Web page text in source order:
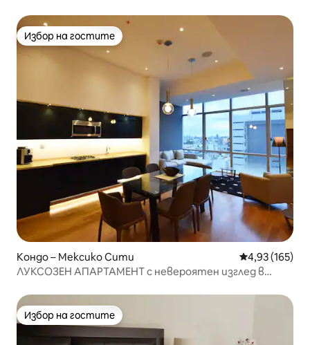
Избор на гостите
Избор на гостите
Кондо – Мексико Сити Средна
4,93 (165)
ЛУКСОЗЕН АПАРТАМЕНТ с невероятен изглед в
Избор на гостите
Избор на гостите